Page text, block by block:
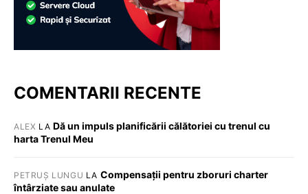
COMENTARII RECENTE
ALEX LA Dă un impuls planificării călătoriei cu trenul cu
harta Trenul Meu
PETRUȘ LUNGU LA Compensații pentru zboruri charter
întârziate sau anulate